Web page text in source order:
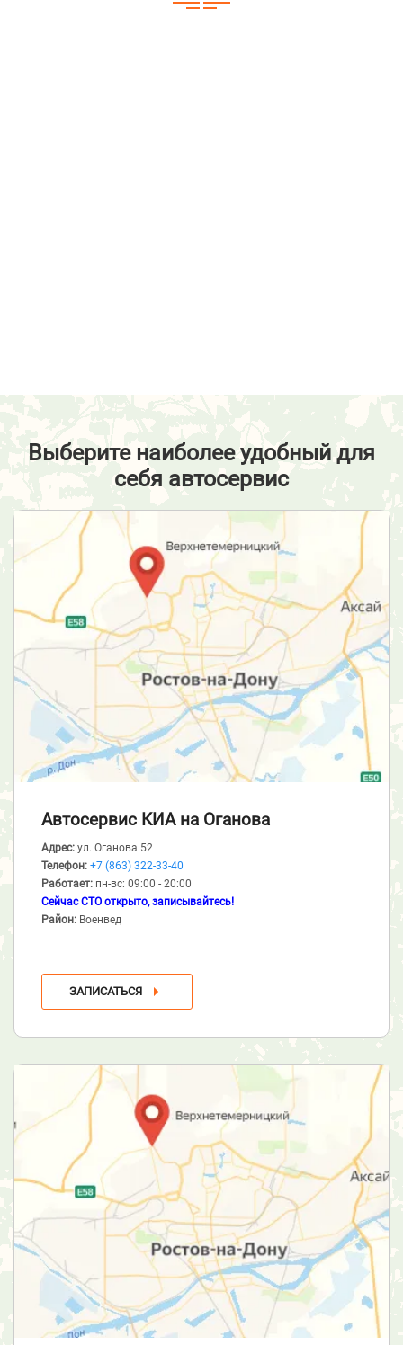
Выберите наиболее удобный для
себя автосервис
Автосервис КИА на Оганова
Адрес: ул. Оганова 52
Телефон: +7 (863) 322-33-40
Работает: пн-вс: 09:00 - 20:00
Сейчас СТО открыто, записывайтесь!
Район: Военвед
ЗАПИСАТЬСЯ